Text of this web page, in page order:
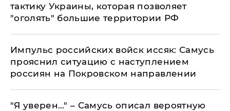
тактику Украины, которая позволяет
"оголять" большие территории РФ
Импульс российских войск иссяк: Самусь
прояснил ситуацию с наступлением
россиян на Покровском направлении
"Я уверен…" – Самусь описал вероятную